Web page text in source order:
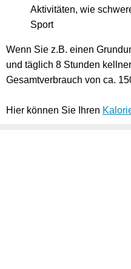
Aktivitäten, wie
Sport
Wenn Sie z.B. einen
und täglich 8 Stunden
Gesamtverbrauch von ca.
Hier können Sie Ihren